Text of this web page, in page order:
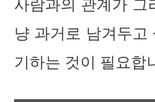
사람과의 관계가 그
냥 과거로 남겨두
기하는 것이 필요합